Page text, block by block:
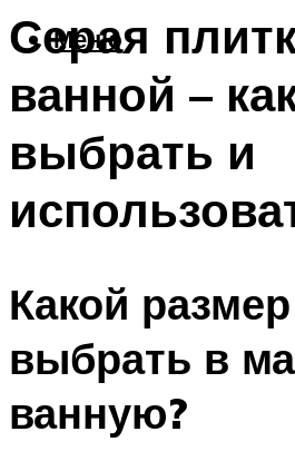
Меню
Серая
ванной –
выбрать и
Какой
выбрать в
ванную?